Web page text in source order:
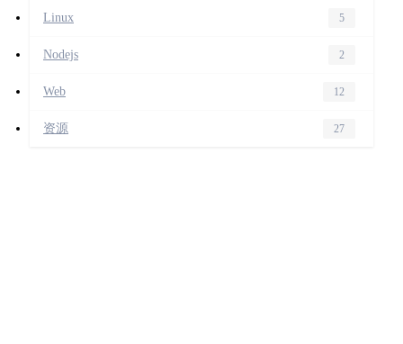
Linux 5
Nodejs 2
Web 12
资源 27